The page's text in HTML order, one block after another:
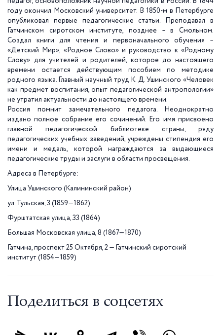
году окончил Московский университет. В 1850-м в Петербурге
опубликовал первые педагогические статьи. Преподавал в
Гатчинском сиротском институте, позднее – в Смольном.
Создал книги для чтения и первоначального обучения –
«Детский Мир», «Родное Слово» и руководство к «Родному
Слову» для учителей и родителей, которое до настоящего
времени остается действующим пособием по методике
родного языка. Главный научный труд К. Д. Ушинского «Человек
как предмет воспитания, опыт педагогической антропологии»
не утратил актуальности до настоящего времени.
Россия помнит замечательного педагога. Неоднократно
издано полное собрание его сочинений. Его имя присвоено
главной педагогической библиотеке страны, ряду
педагогических учебных заведений, учреждены стипендия его
имени и медаль, которой награждаются за выдающиеся
педагогические труды и заслуги в области просвещения.
Адреса в Петербурге:
Улица Ушинского (Калининский район)
ул. Тульская, 3 (1859—1862)
Фурштатская улица, 33 (1864)
Большая Московская улица, 8 (1867—1870)
Гатчина, проспект 25 Октября, 2 — Гатчинский сиротский
институт (1854—1859)
Поделиться в соцсетях